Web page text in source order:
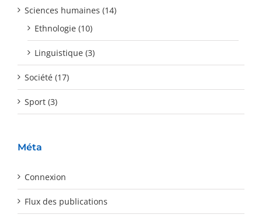
Sciences humaines (14)
Ethnologie (10)
Linguistique (3)
Société (17)
Sport (3)
Méta
Connexion
Flux des publications